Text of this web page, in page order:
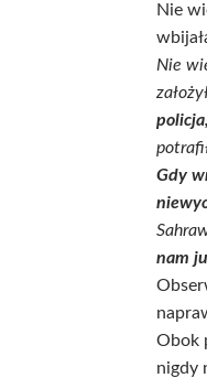
Nie
Nie
Gdy
nam
Obok
nigdy